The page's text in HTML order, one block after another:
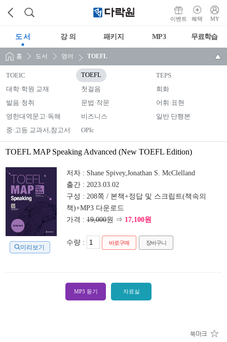
이벤트 혜택 MY
도 서 강 의 패키지 MP3 무료학습
홈 도서 영어 TOEFL
TOEIC TOEFL
TEPS
대학·학원 교재
첫걸음
회화
발음·청취
문법·작문
어휘·표현
영한대역문고·독해
비즈니스
일반 단행본
중·고등 교과서,참고서
OPIc
TOEFL MAP Speaking Advanced (New TOEFL Edition)
미리보기
저자 : Shane Spivey,Jonathan S. McClelland
출간 : 2023.03.02
구성 : 208쪽 / 본책+정답 및 스크립트(책속의
책)+MP3 다운로드
가격 : 19,000원 ⇒ 17,100원
수량 : 바로구매 장바구니
MP3 듣기 자료실